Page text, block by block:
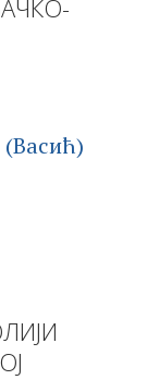
(Васић)